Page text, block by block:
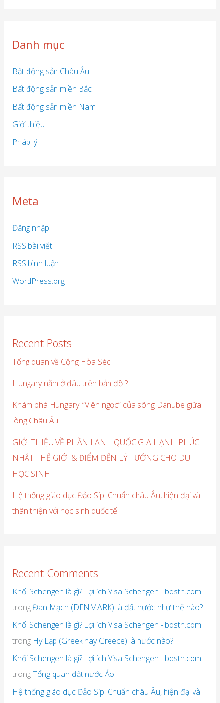
Danh mục
Bất động sản Châu Âu
Bất động sản miền Bắc
Bất động sản miền Nam
Giới thiệu
Pháp lý
Meta
Đăng nhập
RSS bài viết
RSS bình luận
WordPress.org
Recent Posts
Tổng quan về Cộng Hòa Séc
Hungary nằm ở đâu trên bản đồ ?
Khám phá Hungary: “Viên ngọc” của sông Danube giữa
lòng Châu Âu
GIỚI THIỆU VỀ PHẦN LAN – QUỐC GIA HẠNH PHÚC
NHẤT THẾ GIỚI & ĐIỂM ĐẾN LÝ TƯỞNG CHO DU
HỌC SINH
Hệ thống giáo dục Đảo Síp: Chuẩn châu Âu, hiện đại và
thân thiện với học sinh quốc tế
Recent Comments
Khối Schengen là gì? Lợi ích Visa Schengen - bdsth.com
trongĐan Mạch (DENMARK) là đất nước như thế nào?
Khối Schengen là gì? Lợi ích Visa Schengen - bdsth.com
trong Hy Lạp (Greek hay Greece) là nước nào?
Khối Schengen là gì? Lợi ích Visa Schengen - bdsth.com
trongTổng quan đất nước Áo
Hệ thống giáo dục Đảo Síp: Chuẩn châu Âu, hiện đại và